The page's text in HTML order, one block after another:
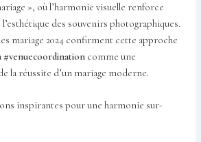
», où l’harmonie visuelle renforce
des souvenirs photographiques.
mariage 2024 confirment cette approche
#venuecoordination comme une
la réussite d’un mariage moderne.
inspirantes pour une harmonie sur-